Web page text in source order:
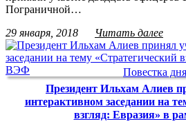
Пограничной…
29 января, 2018
Читать далее
Повестка дня
Президент Ильхам Алиев
интерактивном заседании на
взгляд: Евразия» в